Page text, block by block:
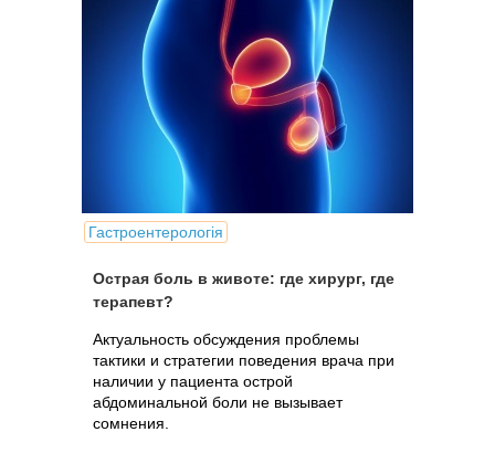
Гастроентерологія
Острая боль в животе: где хирург, где
терапевт?
Актуальность обсуждения проблемы
тактики и стратегии поведения врача при
наличии у пациента острой
абдоминальной боли не вызывает
сомнения.